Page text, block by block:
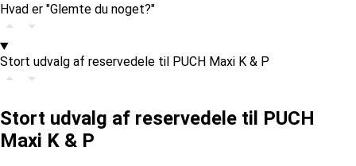
Hvad er "Glemte du noget?"
Stort udvalg af reservedele til PUCH Maxi K & P
Stort udvalg af reservedele til PUCH
Maxi K & P